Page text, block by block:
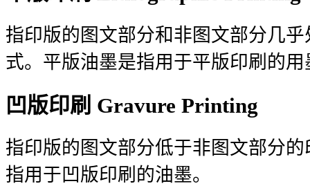
指印版的图文部分和非图文部分几
式。平版油墨是指用于平版印刷的用
凹版印刷 Gravure Printing
指印版的图文部分低于非图文部分
指用于凹版印刷的油墨。